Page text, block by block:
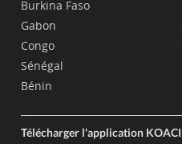
Burkina Faso
Gabon
Congo
Sénégal
Bénin
Télécharger l'application KOACI